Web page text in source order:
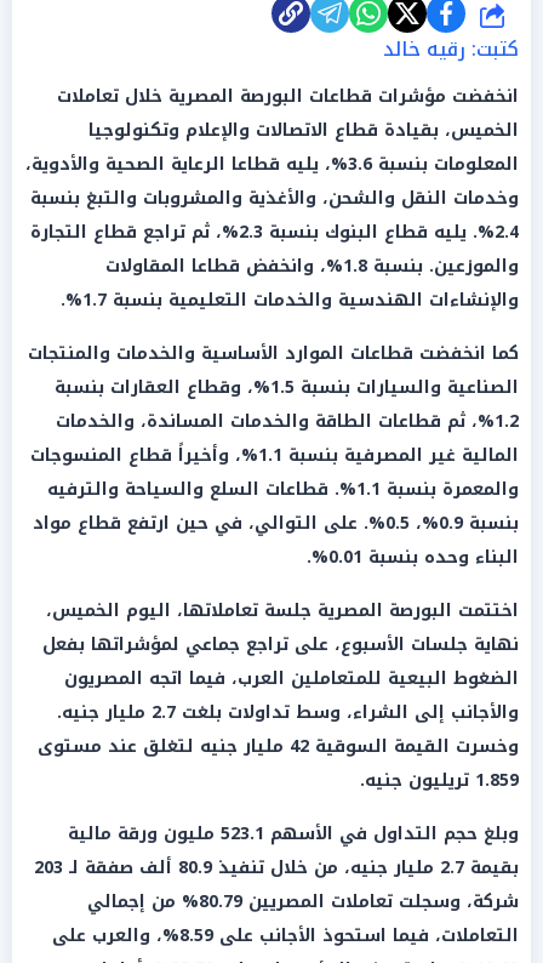
شارك
كتبت: رقيه خالد
انخفضت مؤشرات قطاعات البورصة المصرية خلال تعاملات
الخميس، بقيادة قطاع الاتصالات والإعلام وتكنولوجيا
المعلومات بنسبة 3.6%، يليه قطاعا الرعاية الصحية والأدوية،
وخدمات النقل والشحن، والأغذية والمشروبات والتبغ بنسبة
2.4%. يليه قطاع البنوك بنسبة 2.3%، ثم تراجع قطاع التجارة
والموزعين. بنسبة 1.8%، وانخفض قطاعا المقاولات
والإنشاءات الهندسية والخدمات التعليمية بنسبة 1.7%.
كما انخفضت قطاعات الموارد الأساسية والخدمات والمنتجات
الصناعية والسيارات بنسبة 1.5%، وقطاع العقارات بنسبة
1.2%، ثم قطاعات الطاقة والخدمات المساندة، والخدمات
المالية غير المصرفية بنسبة 1.1%، وأخيراً قطاع المنسوجات
والمعمرة بنسبة 1.1%. قطاعات السلع والسياحة والترفيه
بنسبة 0.9%، 0.5%. على التوالي، في حين ارتفع قطاع مواد
البناء وحده بنسبة 0.01%.
اختتمت البورصة المصرية جلسة تعاملاتها، اليوم الخميس،
نهاية جلسات الأسبوع، على تراجع جماعي لمؤشراتها بفعل
الضغوط البيعية للمتعاملين العرب، فيما اتجه المصريون
والأجانب إلى الشراء، وسط تداولات بلغت 2.7 مليار جنيه.
وخسرت القيمة السوقية 42 مليار جنيه لتغلق عند مستوى
1.859 تريليون جنيه.
وبلغ حجم التداول في الأسهم 523.1 مليون ورقة مالية
بقيمة 2.7 مليار جنيه، من خلال تنفيذ 80.9 ألف صفقة لـ 203
شركة، وسجلت تعاملات المصريين 80.79% من إجمالي
التعاملات، فيما استحوذ الأجانب على 8.59%، والعرب على